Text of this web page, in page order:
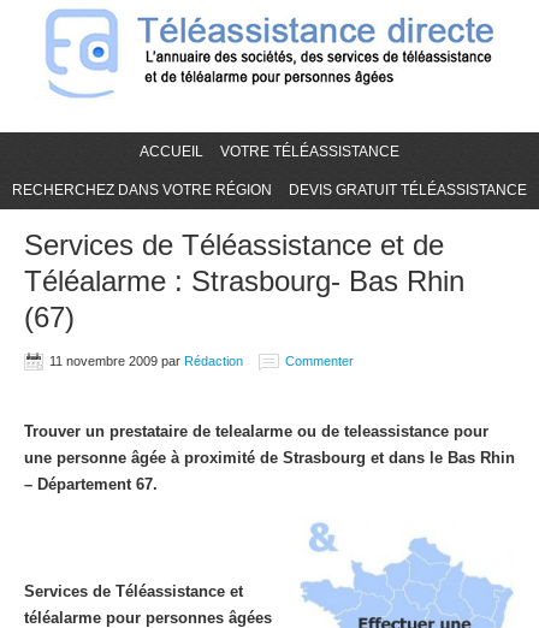
ACCUEIL VOTRE TÉLÉASSISTANCE
RECHERCHEZ DANS VOTRE RÉGION DEVIS GRATUIT TÉLÉASSISTANCE
Services de Téléassistance et de
Téléalarme : Strasbourg- Bas Rhin
(67)
11 novembre 2009 par Rédaction Commenter
Trouver un prestataire de telealarme ou de teleassistance pour
une personne âgée à proximité de Strasbourg et dans le Bas Rhin
– Département 67.
Services de Téléassistance et
téléalarme pour personnes âgées